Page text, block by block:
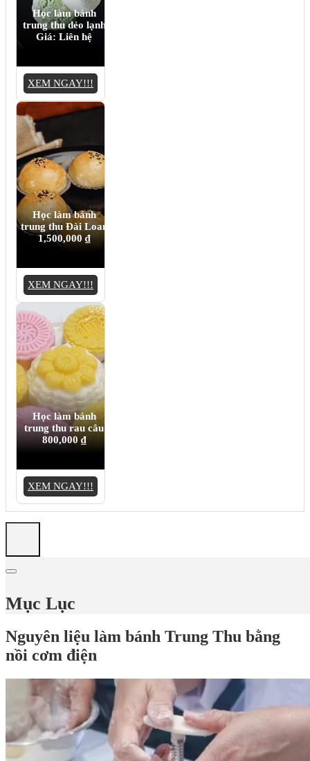
Học làm bánh
trung thu dẻo lạnh
Giá: Liên hệ
XEM NGAY!!!
Học làm bánh
trung thu Đài Loan
1,500,000 ₫
XEM NGAY!!!
Học làm bánh
trung thu rau câu
800,000 ₫
XEM NGAY!!!
Mục Lục
Nguyên liệu làm bánh Trung Thu bằng
nồi cơm điện